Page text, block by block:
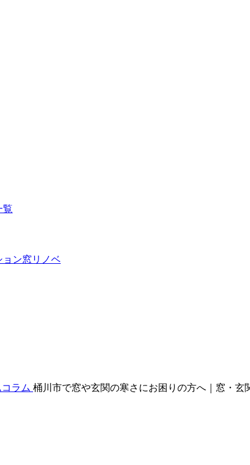
覧
ョン窓リノベ
ラム 桶川市で窓や玄関の寒さにお困りの方へ｜窓・玄